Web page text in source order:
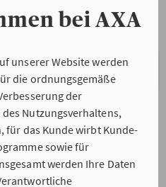
bei AXA
unserer Website werden
die ordnungsgemäße
der
Nutzungsverhaltens,
für das Kunde wirbt Kunde-
sowie für
werden Ihre Daten
& WEITER